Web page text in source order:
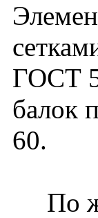
ГОСТ
балок
60.
По